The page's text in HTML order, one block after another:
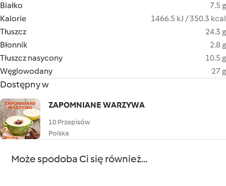
Białko
7.5 g
Kalorie
1466.5 kJ / 350.3 kcal
Tłuszcz
24.3 g
Błonnik
2.8 g
Tłuszcz nasycony
10.5 g
Węglowodany
27 g
Dostępny w
ZAPOMNIANE WARZYWA
10 Przepisów
Polska
Może spodoba Ci się również...